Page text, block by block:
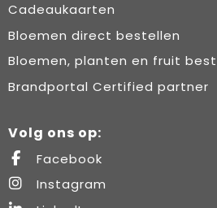
Cadeaukaarten
Bloemen direct bestellen
Bloemen, planten en fruit
Brandportal Certified partner
Volg ons op:
Facebook
Instagram